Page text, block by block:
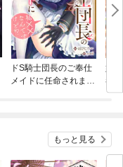
ドS騎士団長のご奉仕
メイドに任命されまし
婚
者
もっと見る